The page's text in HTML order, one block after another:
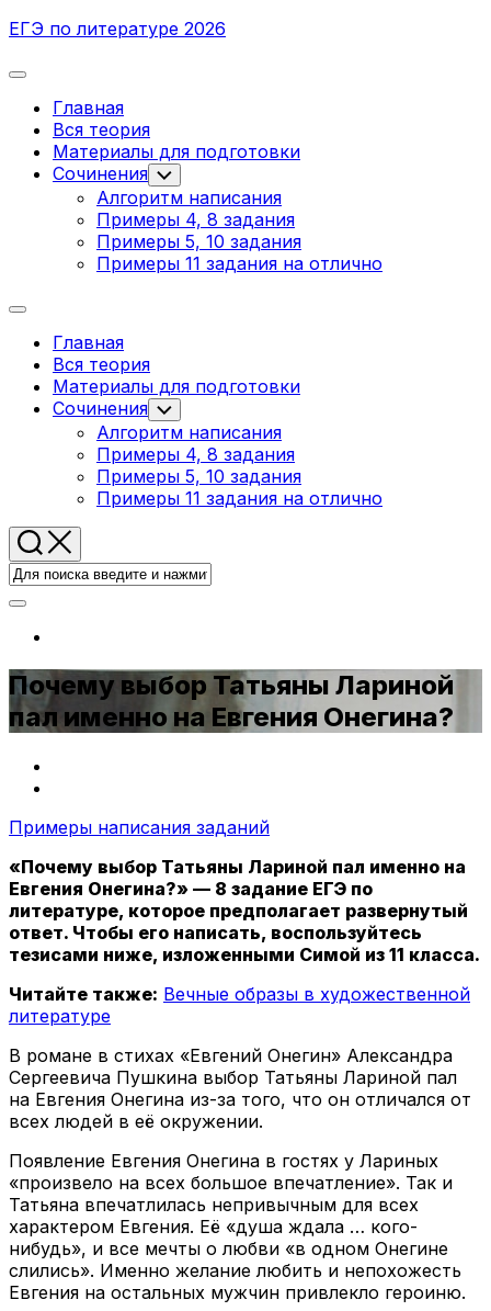
Перейти
содержанию
ЕГЭ по литературе 2026
Развернуть
Главная
Вся теория
Материалы для подготовки
Сочинения Переключатель
дочернего
меню
Алгоритм написания
Примеры 4, 8 задания
Примеры 5, 10 задания
Примеры 11 задания на отлично
Развернуть
Главная
Вся теория
Материалы для подготовки
Сочинения Переключатель
дочернего
меню
Алгоритм написания
Примеры 4, 8 задания
Примеры 5, 10 задания
Примеры 11 задания на отлично
Почему выбор Татьяны Лариной
пал именно на Евгения Онегина?
Примеры написания заданий
«Почему выбор Татьяны Лариной пал именно на
Евгения Онегина?» — 8 задание ЕГЭ по
литературе, которое предполагает развернутый
ответ. Чтобы его написать, воспользуйтесь
тезисами ниже, изложенными Симой из 11 класса.
Читайте также: Вечные образы в художественной
литературе
В романе в стихах «Евгений Онегин» Александра
Сергеевича Пушкина выбор Татьяны Лариной пал
на Евгения Онегина из-за того, что он отличался от
всех людей в её окружении.
Появление Евгения Онегина в гостях у Лариных
«произвело на всех большое впечатление». Так и
Татьяна впечатлилась непривычным для всех
характером Евгения. Её «душа ждала … кого-
нибудь», и все мечты о любви «в одном Онегине
слились». Именно желание любить и непохожесть
Евгения на остальных мужчин привлекло героиню.